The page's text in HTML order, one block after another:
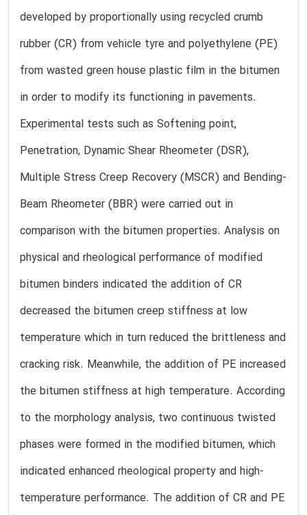
developed by proportionally using recycled crumb
rubber (CR) from vehicle tyre and polyethylene (PE)
from wasted green house plastic film in the bitumen
in order to modify its functioning in pavements.
Experimental tests such as Softening point,
Penetration, Dynamic Shear Rheometer (DSR),
Multiple Stress Creep Recovery (MSCR) and Bending-
Beam Rheometer (BBR) were carried out in
comparison with the bitumen properties. Analysis on
physical and rheological performance of modified
bitumen binders indicated the addition of CR
decreased the bitumen creep stiffness at low
temperature which in turn reduced the brittleness and
cracking risk. Meanwhile, the addition of PE increased
the bitumen stiffness at high temperature. According
to the morphology analysis, two continuous twisted
phases were formed in the modified bitumen, which
indicated enhanced rheological property and high-
temperature performance. The addition of CR and PE